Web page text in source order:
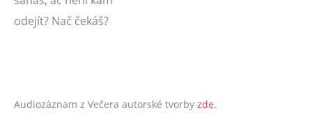
odejít? Nač čekáš?
Audiozáznam z Večera autorské tvorby zde.